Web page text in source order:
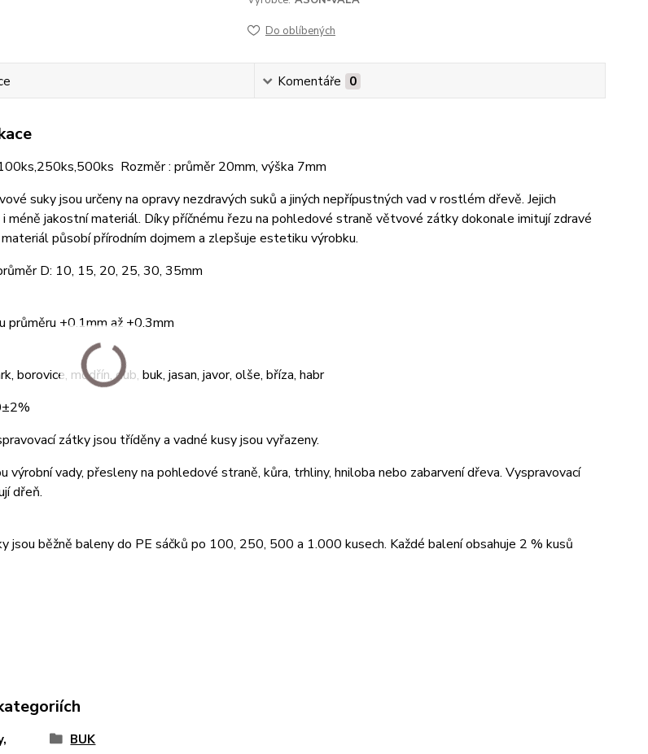
Do oblíbených
Komentáře 0
Rozměr : průměr 20mm, výška 7mm
suky jsou určeny na opravy nezdravých suků a jiných nepřípustných vad v rostlém dřevě. Jejich
méně jakostní materiál. Díky příčnému řezu na pohledové straně větvové zátky dokonale imitují zdravé
působí přírodním dojmem a zlepšuje estetiku výrobku.
D: 10, 15, 20, 25, 30, 35mm
+0.1mm až +0.3mm
modřín, dub, buk, jasan, javor, olše, bříza, habr
zátky jsou tříděny a vadné kusy jsou vyřazeny.
výrobní vady, přesleny na pohledové straně, kůra, trhliny, hniloba nebo zabarvení dřeva. Vyspravovací
dřeň.
jsou běžně baleny do PE sáčků po 100, 250, 500 a 1.000 kusech. Každé balení obsahuje 2 % kusů
BUK